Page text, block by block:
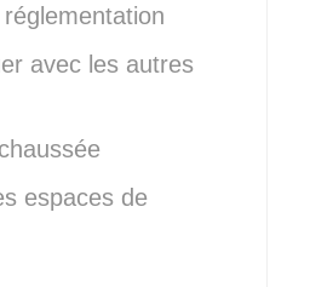
avec les autres
espaces de